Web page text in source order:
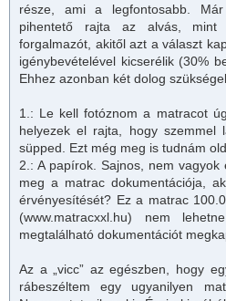
része, ami a legfontosabb.
pihentető rajta az alvás, mint
forgalmazót, akitől azt a választ
igénybevételével kicserélik (30%
Ehhez azonban két dolog
1.: Le kell fotóznom a matracot
helyezek el rajta, hogy szemmel
süpped. Ezt még meg is tudnám
2.: A papírok. Sajnos, nem
meg a matrac dokumentációja,
érvényesítését? Ez a matrac
(www.matracxxl.hu) nem
megtalálható dokumentációt
Az a „vicc” az egészben, hogy
rábeszéltem egy ugyanilyen